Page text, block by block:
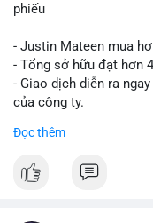
phiếu
- Justin Mateen mua
- Tổng sở hữu đạt hơn
- Giao dịch diễn ra
của công ty.
#abtc #cryptonews
$btc $eth
Đọc thêm